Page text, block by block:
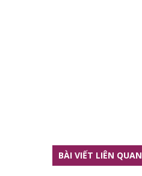
BÀI VIẾT LIÊN QUAN